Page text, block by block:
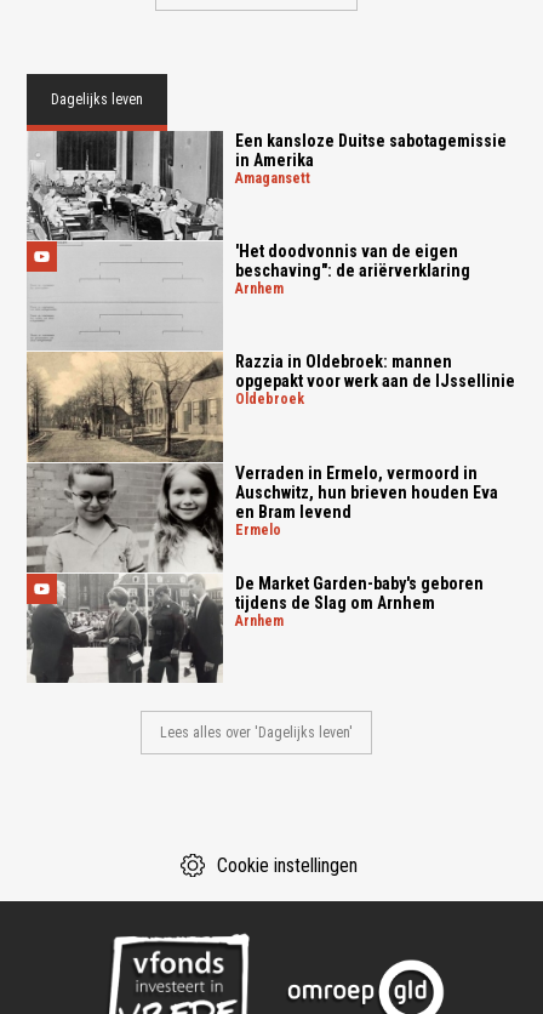
Dagelijks leven
Een kansloze Duitse sabotagemissie
in Amerika
amagansett
'Het doodvonnis van de eigen
beschaving": de ariërverklaring
arnhem
Razzia in Oldebroek: mannen
opgepakt voor werk aan de IJssellinie
oldebroek
Verraden in Ermelo, vermoord in
Auschwitz, hun brieven houden Eva
en Bram levend
ermelo
De Market Garden-baby's geboren
tijdens de Slag om Arnhem
arnhem
Lees alles over 'Dagelijks leven'
Cookie instellingen